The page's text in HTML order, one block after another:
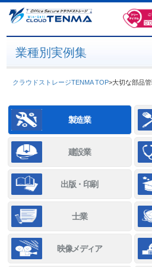
業種別実例集
クラウドストレージTENMA TOP>大切な部品
製造業
建設業
出版・印刷
士業
映像メディア